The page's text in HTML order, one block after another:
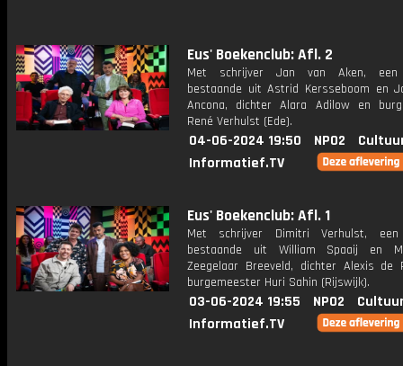
Eus' Boekenclub: Afl. 2
Met schrijver Jan van Aken, een
bestaande uit Astrid Kersseboom en
Ancona, dichter Alara Adilow en
René Verhulst (Ede).
04-06-2024 19:50 NPO2
Informatief.TV
Eus' Boekenclub: Afl. 1
Met schrijver Dimitri Verhulst, een
bestaande uit William Spaaij en
Zeegelaar Breeveld, dichter Alexis de
burgemeester Huri Sahin (Rijswijk).
03-06-2024 19:55 NPO2
Informatief.TV